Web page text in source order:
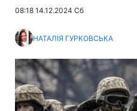
08:18 14.12.2024 Сб
НАТАЛІЯ ГУРКОВСЬКА